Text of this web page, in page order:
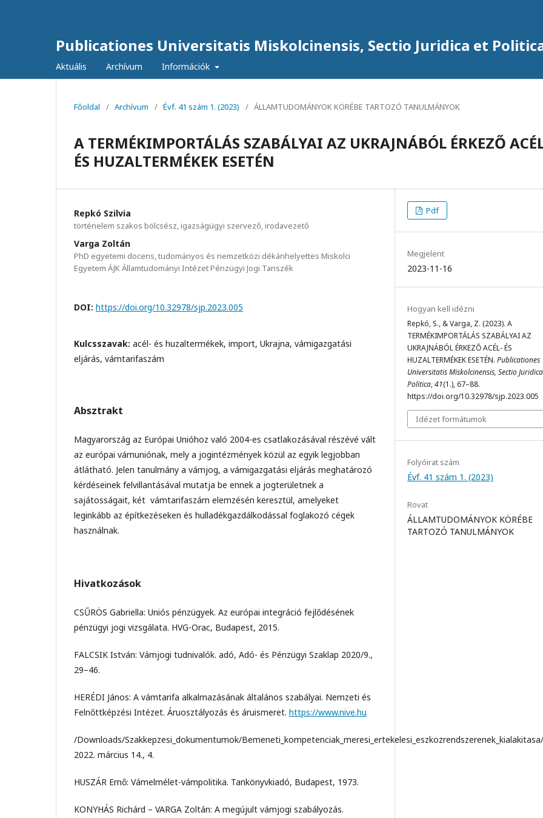
Publicationes Universitatis Miskolcinensis, Sectio Juridica et
Aktuális Archívum Információk
Főoldal / Archívum / Évf. 41 szám 1. (2023) / ÁLLAMTUDOMÁNYOK KÖRÉBE TARTOZÓ TANULMÁNYOK
A TERMÉKIMPORTÁLÁS SZABÁLYAI AZ UKRAJNÁBÓL ÉRKEZŐ
ÉS HUZALTERMÉKEK ESETÉN
Repkó Szilvia
történelem szakos bölcsész, igazságügyi szervező, irodavezető
Varga Zoltán
PhD egyetemi docens, tudományos és nemzetközi dékánhelyettes Miskolci
Egyetem ÁJK Államtudományi Intézet Pénzügyi Jogi Tanszék
DOI: https://doi.org/10.32978/sjp.2023.005
Kulcsszavak: acél- és huzaltermékek, import, Ukrajna, vámigazgatási
eljárás, vámtarifaszám
Absztrakt
Magyarország az Európai Unióhoz való 2004-es csatlakozásával részévé vált
az európai vámuniónak, mely a jogintézmények közül az egyik legjobban
átlátható. Jelen tanulmány a vámjog, a vámigazgatási eljárás meghatározó
kérdéseinek felvillantásával mutatja be ennek a jogterületnek a
sajátosságait, két vámtarifaszám elemzésén keresztül, amelyeket
leginkább az építkezéseken és hulladékgazdálkodással foglakozó cégek
használnak.
Hivatkozások
CSŰRÖS Gabriella: Uniós pénzügyek. Az európai integráció fejlődésének
pénzügyi jogi vizsgálata. HVG-Orac, Budapest, 2015.
FALCSIK István: Vámjogi tudnivalók. adó, Adó- és Pénzügyi Szaklap 2020/9.,
29–46.
HERÉDI János: A vámtarifa alkalmazásának általános szabályai. Nemzeti és
Felnőttképzési Intézet. Áruosztályozás és áruismeret. https://www.nive.hu
/Downloads/Szakkepzesi_dokumentumok/
2022. március 14., 4.
HUSZÁR Ernő: Vámelmélet-vámpolitika. Tankönyvkiadó, Budapest, 1973.
KONYHÁS Richárd – VARGA Zoltán: A megújult vámjogi szabályozás.
Pdf
Megjelent
2023-11-16
Hogyan kell idézni
Repkó, S., & Varga, Z. (2023). A
TERMÉKIMPORTÁLÁS SZABÁLYAI AZ
UKRAJNÁBÓL ÉRKEZŐ ACÉL- ÉS
HUZALTERMÉKEK ESETÉN. Publicationes
Universitatis Miskolcinensis, Sectio
Politica,41(1.), 67–88.
https://doi.org/10.32978/sjp.2023.005
Idézet formátumok
Folyóirat szám
Évf. 41 szám 1. (2023)
Rovat
ÁLLAMTUDOMÁNYOK KÖRÉBE
TARTOZÓ TANULMÁNYOK